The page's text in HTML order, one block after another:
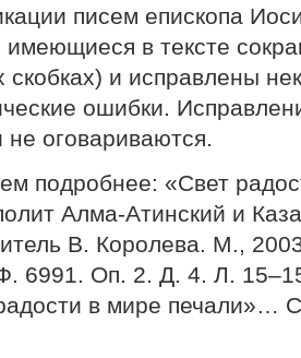
писем епископа
имеющиеся в тексте
скобках) и исправлены
ошибки.
не оговариваются.
подробнее: «Свет
Алма-Атинский и
В. Королева. М.,
6991. Оп. 2. Д. 4. Л.
в мире печали»…